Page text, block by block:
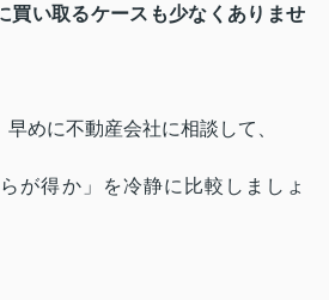
買い取るケースも少なくありませ
めに不動産会社に相談して、
が得か」を冷静に比較しましょ